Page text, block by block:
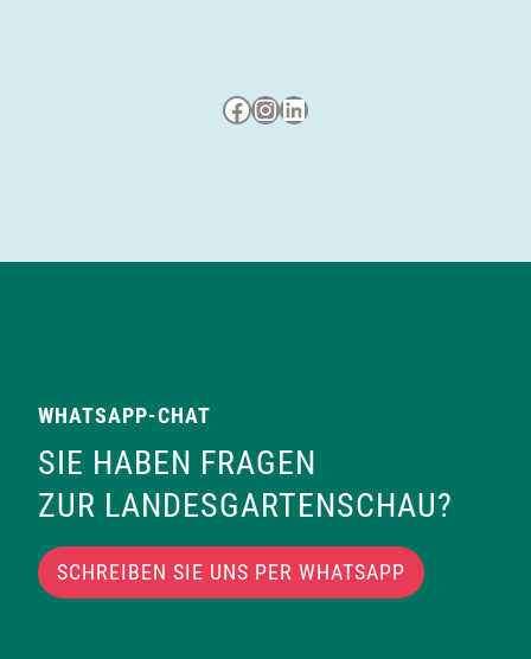
Besuche uns auf Facebook
Besuche uns auf Instagram
LinkedIn
WHATSAPP-CHAT
SIE HABEN FRAGEN
ZUR LANDESGARTENSCHAU?
SCHREIBEN SIE UNS PER WHATSAPP